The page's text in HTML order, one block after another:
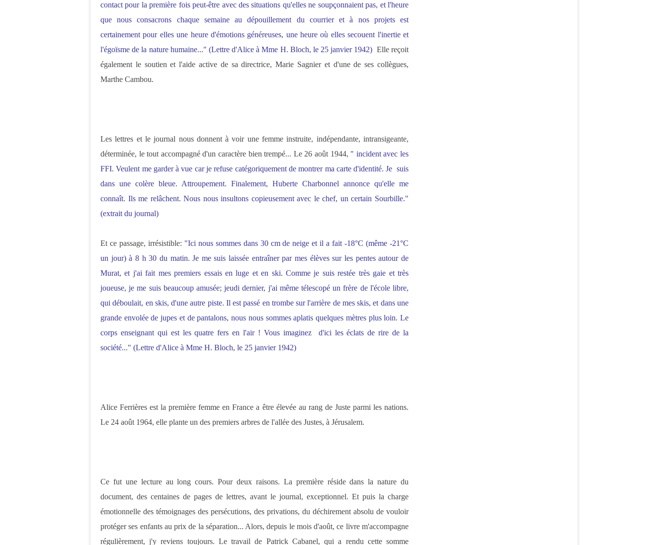
contact pour la première fois peut-être avec des situations qu'elles ne soupçonnaient pas, et l'heure
que nous consacrons chaque semaine au dépouillement du courrier et à nos projets est
certainement pour elles une heure d'émotions généreuses, une heure où elles secouent l'inertie et
l'égoïsme de la nature humaine..." (Lettre d'Alice à Mme H. Bloch, le 25 janvier 1942) Elle reçoit
également le soutien et l'aide active de sa directrice, Marie Sagnier et d'une de ses collègues,
Marthe Cambou.
Les lettres et le journal nous donnent à voir une femme instruite, indépendante, intransigeante,
déterminée, le tout accompagné d'un caractère bien trempé... Le 26 août 1944, " incident avec les
FFI. Veulent me garder à vue car je refuse catégoriquement de montrer ma carte d'identité. Je suis
dans une colère bleue. Attroupement. Finalement, Huberte Charbonnel annonce qu'elle me
connaît. Ils me relâchent. Nous nous insultons copieusement avec le chef, un certain Sourbille."
(extrait du journal)
Et ce passage, irrésistible: "Ici nous sommes dans 30 cm de neige et il a fait -18°C (même -21°C
un jour) à 8 h 30 du matin. Je me suis laissée entraîner par mes élèves sur les pentes autour de
Murat, et j'ai fait mes premiers essais en luge et en ski. Comme je suis restée très gaie et très
joueuse, je me suis beaucoup amusée; jeudi dernier, j'ai même télescopé un frère de l'école libre,
qui déboulait, en skis, d'une autre piste. Il est passé en trombe sur l'arrière de mes skis, et dans une
grande envolée de jupes et de pantalons, nous nous sommes aplatis quelques mètres plus loin. Le
corps enseignant qui est les quatre fers en l'air ! Vous imaginez d'ici les éclats de rire de la
société..." (Lettre d'Alice à Mme H. Bloch, le 25 janvier 1942)
Alice Ferrières est la première femme en France a être élevée au rang de Juste parmi les nations.
Le 24 août 1964, elle plante un des premiers arbres de l'allée des Justes, à Jérusalem.
Ce fut une lecture au long cours. Pour deux raisons. La première réside dans la nature du
document, des centaines de pages de lettres, avant le journal, exceptionnel. Et puis la charge
émotionnelle des témoignages des persécutions, des privations, du déchirement absolu de vouloir
protéger ses enfants au prix de la séparation... Alors, depuis le mois d'août, ce livre m'accompagne
régulièrement, j'y reviens toujours. Le travail de Patrick Cabanel, qui a rendu cette somme